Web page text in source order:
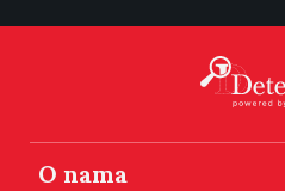
O nama